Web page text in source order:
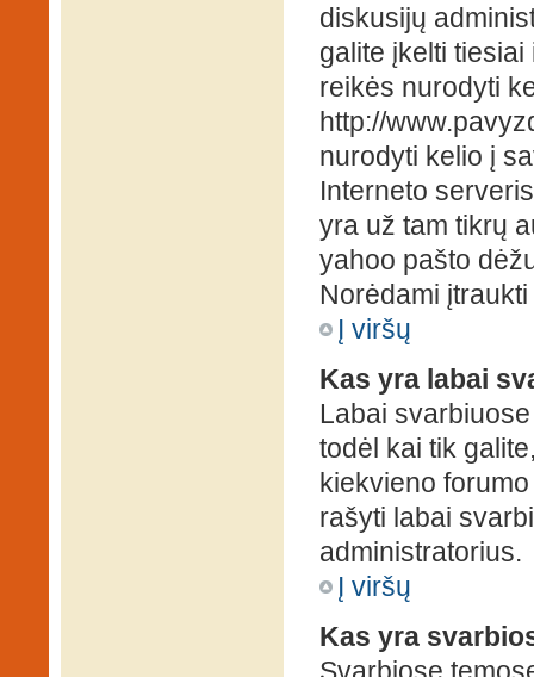
diskusijų
galite įkelti
reikės nurodyti
http://
nurodyti kelio į
Interneto
yra už tam tikrų
yahoo pašto
Norėdami
Į viršų
Kas yra labai
Labai
todėl kai tik
kiekvieno
rašyti labai
administratorius.
Į viršų
Kas yra